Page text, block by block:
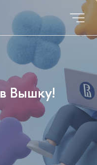
Вышку!